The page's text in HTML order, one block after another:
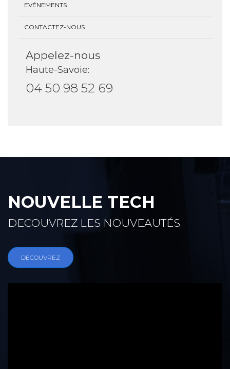
EVÉNEMENTS
CONTACTEZ-NOUS
Appelez-nous
Haute-Savoie:
04 50 98 52 69
NOUVELLE TECH
DECOUVREZ LES NOUVEAUTÉS
DECOUVREZ